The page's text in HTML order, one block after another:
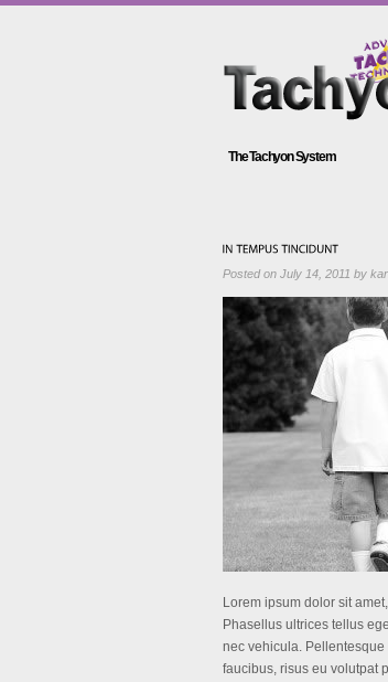
The Tachyon System
Posted on July 14, 2011 by
Lorem ipsum dolor sit
Phasellus ultrices tellus
nec vehicula.
faucibus, risus eu volutpat